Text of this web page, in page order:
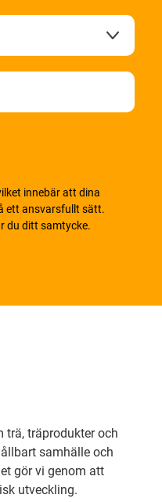
innebär att dina
ett ansvarsfullt sätt.
du ditt samtycke.
trä, träprodukter och
samhälle och
gör vi genom att
utveckling.